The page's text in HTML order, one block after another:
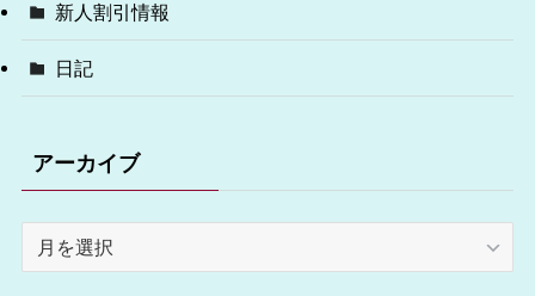
新人割引情報
日記
アーカイブ